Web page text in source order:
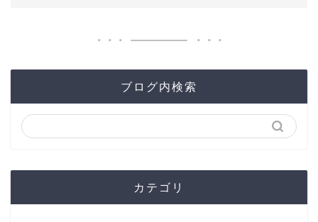
ブログ内検索
カテゴリ